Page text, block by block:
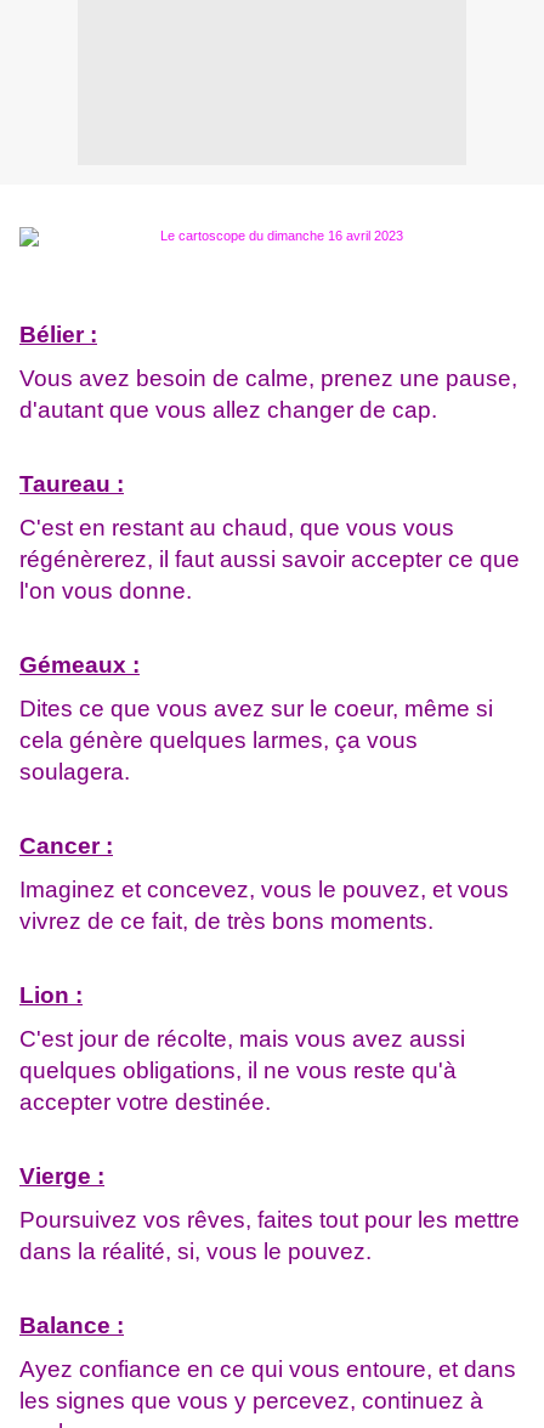
Bélier :
Vous avez besoin de calme, prenez une pause,
d'autant que vous allez changer de cap.
Taureau :
C'est en restant au chaud, que vous vous
régénèrerez, il faut aussi savoir accepter ce que
l'on vous donne.
Gémeaux :
Dites ce que vous avez sur le coeur, même si
cela génère quelques larmes, ça vous
soulagera.
Cancer :
Imaginez et concevez, vous le pouvez, et vous
vivrez de ce fait, de très bons moments.
Lion :
C'est jour de récolte, mais vous avez aussi
quelques obligations, il ne vous reste qu'à
accepter votre destinée.
Vierge :
Poursuivez vos rêves, faites tout pour les mettre
dans la réalité, si, vous le pouvez.
Balance :
Ayez confiance en ce qui vous entoure, et dans
les signes que vous y percevez, continuez à